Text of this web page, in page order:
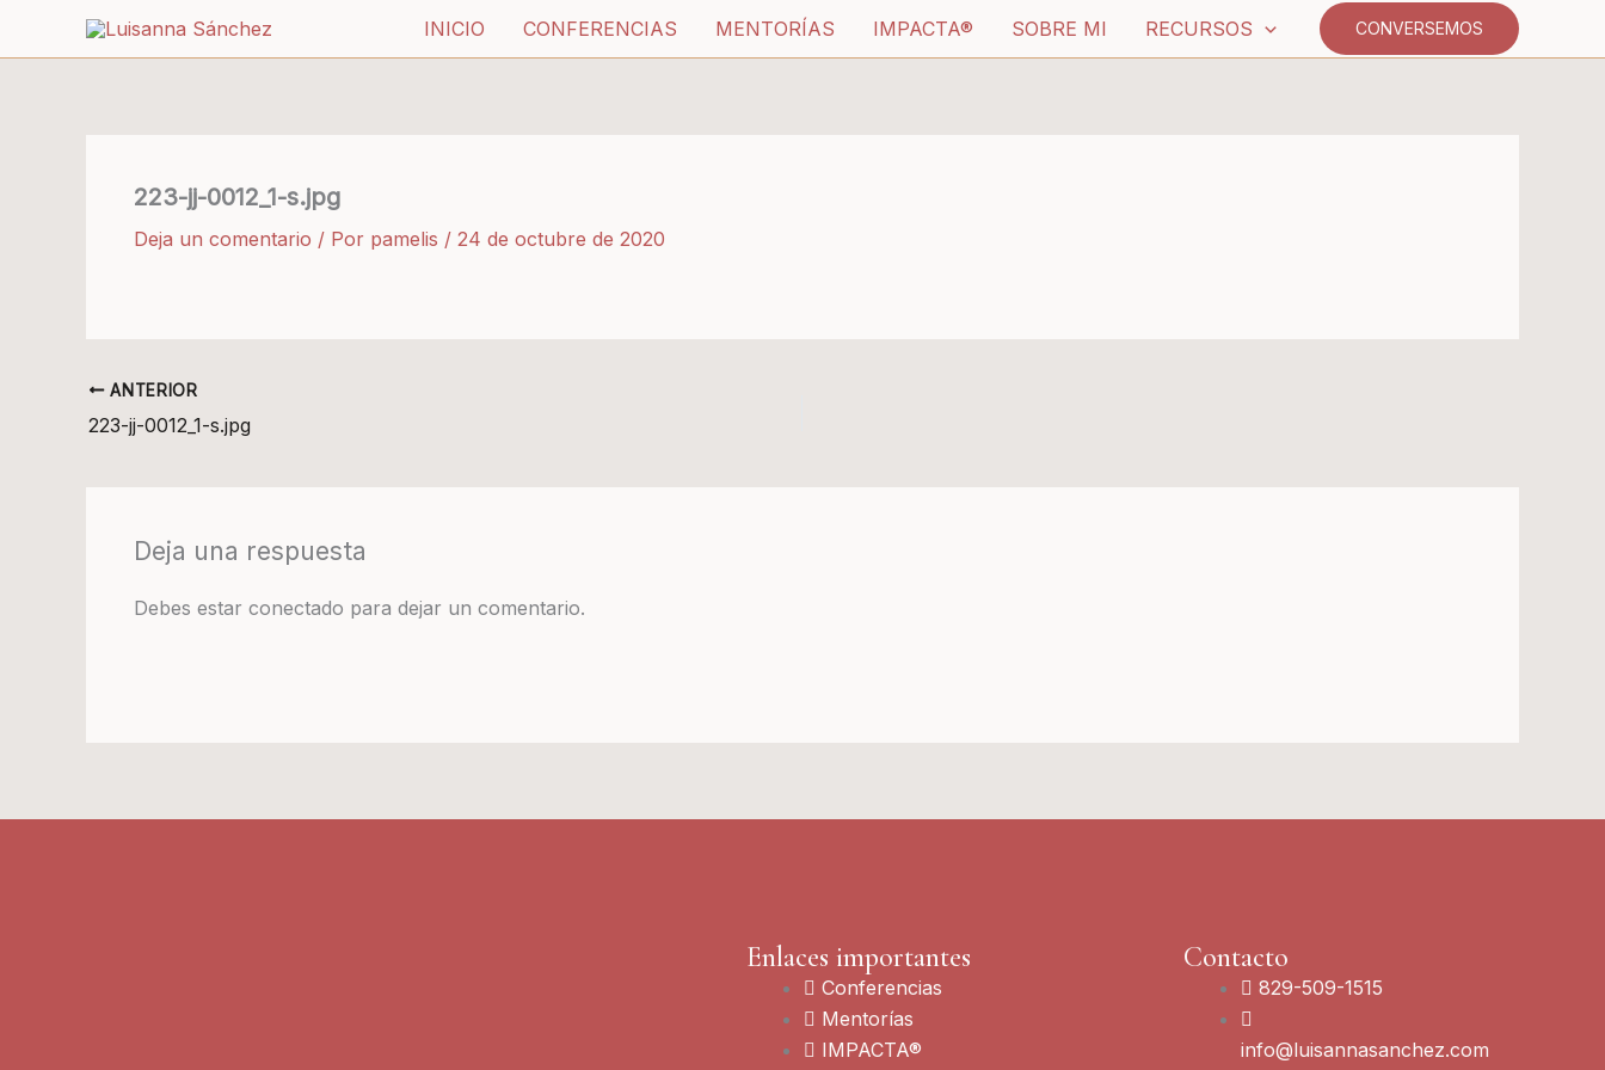
INICIO CONFERENCIAS MENTORÍAS IMPACTA® SOBRE MI RECURSOS CONVERSEMOS
223-jj-0012_1-s.jpg
Deja un comentario / Por pamelis / 24 de octubre de 2020
ANTERIOR
223-jj-0012_1-s.jpg
Deja una respuesta
Debes estar conectado para dejar un comentario.
Enlaces importantes
Conferencias
Mentorías
IMPACTA®
Contacto
829-509-1515
info@luisannasanchez.com